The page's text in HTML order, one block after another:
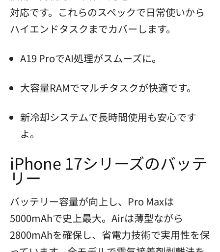
対応です。これらのスペックで日常使いから
ハイエンドタスクまでカバーします。
A19 ProでAI処理がスムーズに。
大容量RAMでマルチタスクが快適です。
新冷却システムで長時間使用も安心です
よ。
iPhone 17シリーズのバッテ
リー
バッテリー容量が向上し、Pro Maxは
5000mAhで史上最大。Airは薄型ながら
2800mAhを確保し、省電力技術で実用性を保